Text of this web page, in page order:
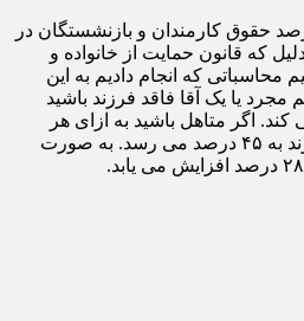
افزایش ۲۰ درصد حقوق کارمندان و بازنشستگان در
این دلیل که قانون حمایت از خانواده و
محاسباتی که انجام دادیم به این
یا یک آقا فاقد فرزند باشید
می کند. اگر متاهل باشید به ازای هر
فرزند افزایش مییابد تا ۵ فرزند به ۴۵ درصد می رسد. به صورت